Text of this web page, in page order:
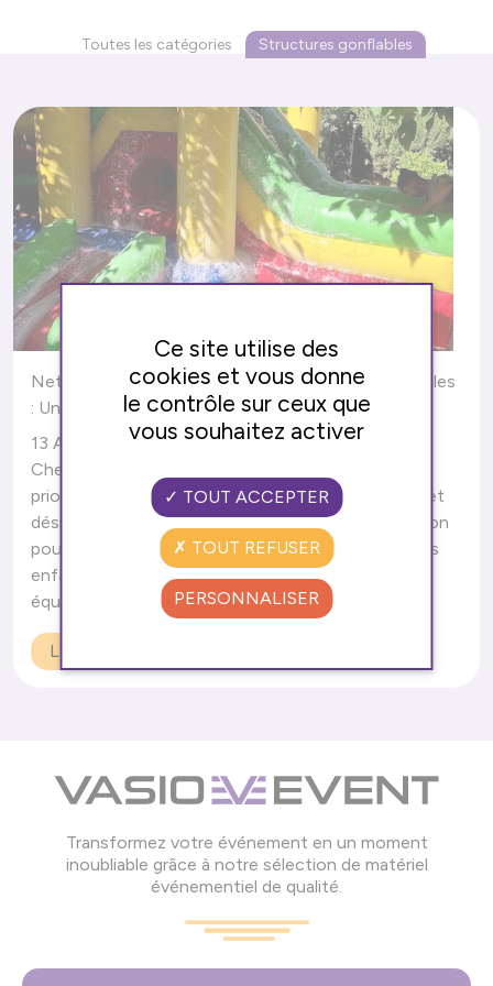
Toutes les catégories Structures gonflables
Nettoyage et Entretien de Nos Châteaux Gonflables
: Un Engagement pour Votre Sécurité
13 Août 2024
Structures gonflables
Chez VasioEvent, la sécurité et l'hygiène sont nos
priorités. Nos châteaux gonflables sont nettoyés et
désinfectés rigoureusement avant chaque utilisation
pour garantir un environnement sûr et sain pour vos
enfants. Nous vérifions également l'état de nos
équipements pour assurer un...
LIRE L'ARTICLE
Transformez votre événement en un moment
inoubliable grâce à notre sélection de matériel
événementiel de qualité.
Ce site utilise des
cookies et vous donne
le contrôle sur ceux que
vous souhaitez activer
TOUT ACCEPTER
TOUT REFUSER
PERSONNALISER